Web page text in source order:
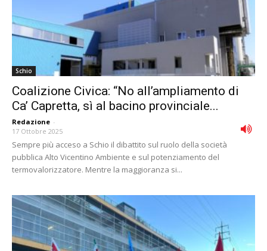
Schio
Coalizione Civica: “No all’ampliamento di
Ca’ Capretta, sì al bacino provinciale...
Redazione -
17 Ottobre 2025
Sempre più acceso a Schio il dibattito sul ruolo della società
pubblica Alto Vicentino Ambiente e sul potenziamento del
termovalorizzatore. Mentre la maggioranza si...